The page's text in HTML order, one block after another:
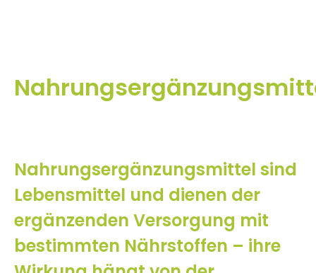
Nahrungsergänzungsmittel sind
Lebensmittel und dienen der
ergänzenden Versorgung mit
bestimmten Nährstoffen – ihre